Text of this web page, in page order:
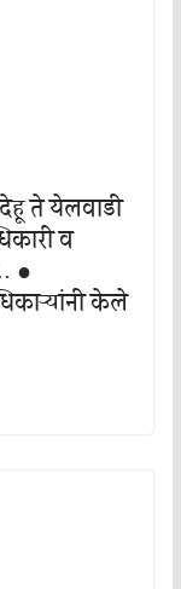
ते येलवाडी
व
●
केले